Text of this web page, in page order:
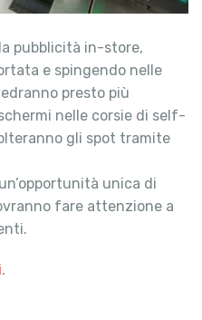
pubblicità in-store,
e spingendo nelle
presto più
nelle corsie di self-
gli spot tramite
unica di
fare attenzione a
.